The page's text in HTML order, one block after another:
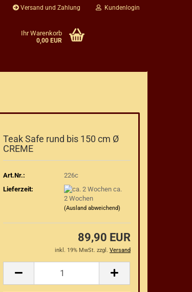
Versand und Zahlung Kundenlogin
Ihr Warenkorb
0,00 EUR
Teak Safe rund bis 150 cm Ø
CREME
Art.Nr.:
226c
Lieferzeit:
ca.
2 Wochen
(Ausland abweichend)
89,90 EUR
inkl. 19% MwSt. zzgl. Versand